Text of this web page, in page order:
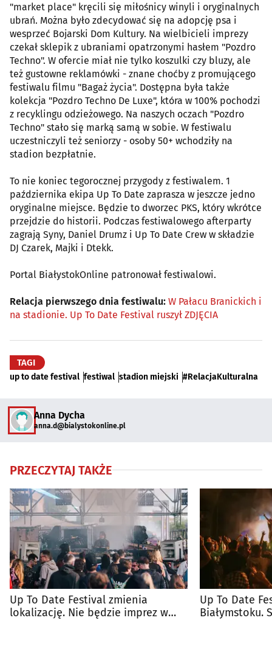
"market place" kręcili się miłośnicy winyli i oryginalnych
ubrań. Można było zdecydować się na adopcję psa i
wesprzeć Bojarski Dom Kultury. Na wielbicieli imprezy
czekał sklepik z ubraniami opatrzonymi hasłem "Pozdro
Techno". W ofercie miał nie tylko koszulki czy bluzy, ale
też gustowne reklamówki - znane choćby z promującego
festiwalu filmu "Bagaż życia". Dostępna była także
kolekcja "Pozdro Techno De Luxe", która w 100% pochodzi
z recyklingu odzieżowego. Na naszych oczach "Pozdro
Techno" stało się marką samą w sobie. W festiwalu
uczestniczyli też seniorzy - osoby 50+ wchodziły na
stadion bezpłatnie.
To nie koniec tegorocznej przygody z festiwalem. 1
października ekipa Up To Date zaprasza w jeszcze jedno
oryginalne miejsce. Będzie to dworzec PKS, który wkrótce
przejdzie do historii. Podczas festiwalowego afterparty
zagrają Syny, Daniel Drumz i Up To Date Crew w składzie
DJ Czarek, Majki i Dtekk.
Portal BiałystokOnline patronował festiwalowi.
Relacja pierwszego dnia festiwalu: W Pałacu Branickich i
na stadionie. Up To Date Festival ruszył ZDJĘCIA
TAGI
up to date festival festiwal stadion miejski #RelacjaKulturalna
Anna Dycha
anna.d@bialystokonline.pl
PRZECZYTAJ TAKŻE
Up To Date Festival zmienia
lokalizację. Nie będzie imprez w
Up To Date
Białymstoku.